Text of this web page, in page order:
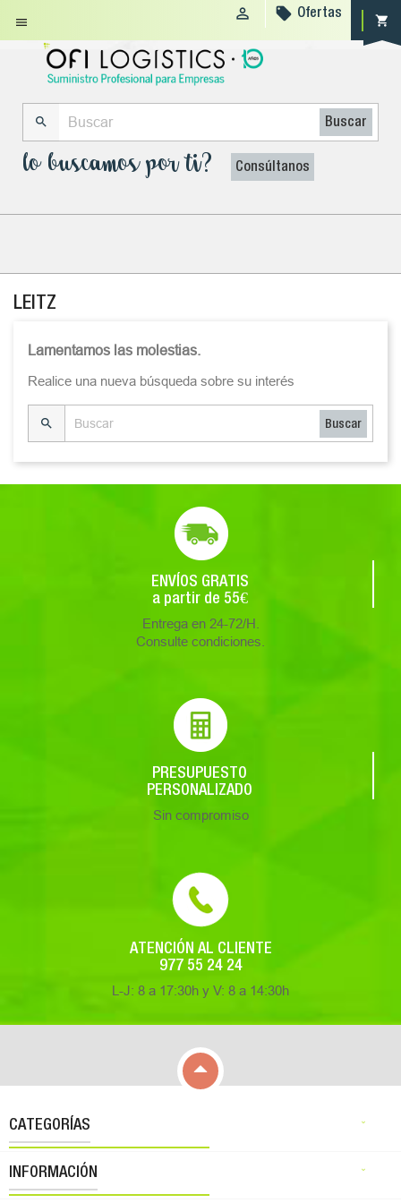
 shopping_cart
  Ofertas
 Buscar
lo buscamos por ti? Consúltanos
LEITZ
Lamentamos las molestias.
Realice una nueva búsqueda sobre su interés
 Buscar
ENVÍOS GRATIS
a partir de 55€
Entrega en 24-72/H.
Consulte condiciones.
PRESUPUESTO
PERSONALIZADO
Sin compromiso
ATENCIÓN AL CLIENTE
977 55 24 24
L-J: 8 a 17:30h y V: 8 a 14:30h

CATEGORÍAS 
INFORMACIÓN 